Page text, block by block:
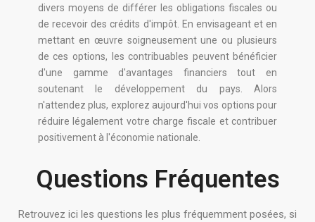
divers moyens de différer les obligations fiscales ou
de recevoir des crédits d'impôt. En envisageant et en
mettant en œuvre soigneusement une ou plusieurs
de ces options, les contribuables peuvent bénéficier
d'une gamme d'avantages financiers tout en
soutenant le développement du pays. Alors
n'attendez plus, explorez aujourd'hui vos options pour
réduire légalement votre charge fiscale et contribuer
positivement à l'économie nationale.
Questions Fréquentes
Retrouvez ici les questions les plus fréquemment posées, si